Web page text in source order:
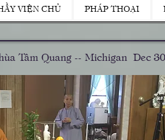
VIỆN CHỦ PHÁP THOẠI
Tâm Quang -- Michigan Dec